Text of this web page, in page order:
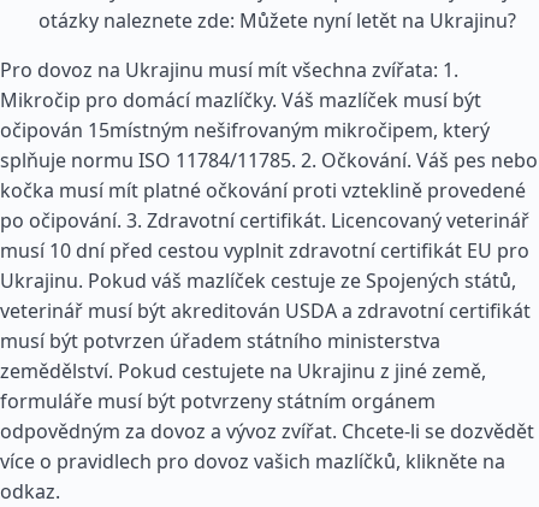
otázky naleznete zde: Můžete nyní letět na Ukrajinu?
Pro dovoz na Ukrajinu musí mít všechna zvířata: 1.
Mikročip pro domácí mazlíčky. Váš mazlíček musí být
očipován 15místným nešifrovaným mikročipem, který
splňuje normu ISO 11784/11785. 2. Očkování. Váš pes nebo
kočka musí mít platné očkování proti vzteklině provedené
po očipování. 3. Zdravotní certifikát. Licencovaný veterinář
musí 10 dní před cestou vyplnit zdravotní certifikát EU pro
Ukrajinu. Pokud váš mazlíček cestuje ze Spojených států,
veterinář musí být akreditován USDA a zdravotní certifikát
musí být potvrzen úřadem státního ministerstva
zemědělství. Pokud cestujete na Ukrajinu z jiné země,
formuláře musí být potvrzeny státním orgánem
odpovědným za dovoz a vývoz zvířat. Chcete-li se dozvědět
více o pravidlech pro dovoz vašich mazlíčků, klikněte na
odkaz.